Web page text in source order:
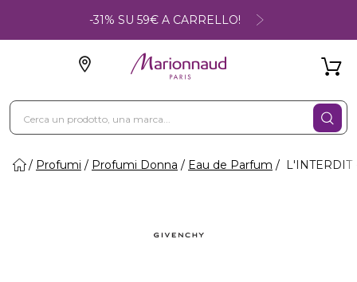
-31% SU 59€ A CARRELLO!
Profumi Profumi Donna Eau de Parfum